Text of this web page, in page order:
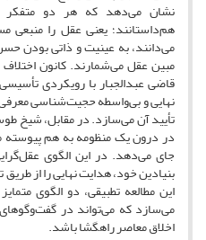
نشان می‌دهد که هر دو متفکر
هم‌داستانند؛ یعنی عقل را منبعی
می‌دانند، به عینیت و ذاتی بودن
مبین عقل می‌شمارند. کانون
قاضی عبدالجبار با رویکردی
نهایی و بی‌واسطه حجیت‌شناسی معرفی
تأیید آن می‌سازد. در مقابل، شیخ
در درون یک منظومه به هم
جای می‌دهد. در این الگوی
بنیادین خود، هدایت نهایی را از
این مطالعه تطبیقی، دو الگوی
می‌سازد که می‌تواند در
اخلاق معاصر راهگشا باشد.